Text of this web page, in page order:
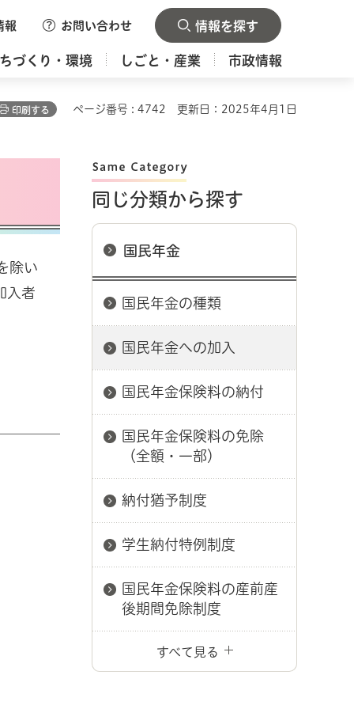
報 お問い合わせ 情報を探す
づくり・環境 しごと・産業 市政情報
印刷する ページ番号 : 4742 更新日：2025年4月1日
除い
入者
同じ分類から探す
国民年金
国民年金の種類
国民年金への加入
国民年金保険料の納付
国民年金保険料の免除
（全額・一部）
納付猶予制度
学生納付特例制度
国民年金保険料の産前産
後期間免除制度
すべて見る